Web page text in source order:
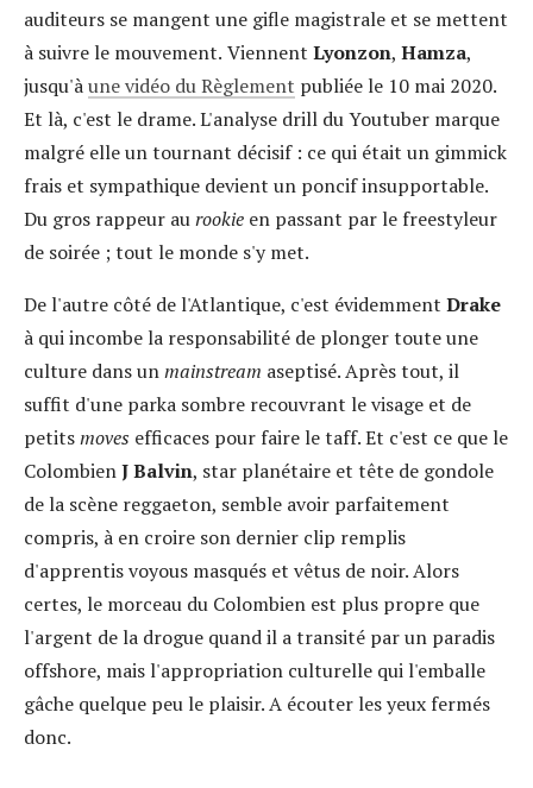
auditeurs se mangent une gifle magistrale et se mettent
à suivre le mouvement. Viennent Lyonzon, Hamza,
jusqu'àune vidéo du Règlement publiée le 10 mai 2020.
Et là, c'est le drame. L'analyse drill du Youtuber marque
malgré elle un tournant décisif : ce qui était un gimmick
frais et sympathique devient un poncif insupportable.
Du gros rappeur aurookie en passant par le freestyleur
de soirée ; tout le monde s'y met.
De l'autre côté de l'Atlantique, c'est évidemment Drake
à qui incombe la responsabilité de plonger toute une
culture dans unmainstream aseptisé. Après tout, il
suffit d'une parka sombre recouvrant le visage et de
petitsmoves efficaces pour faire le taff. Et c'est ce que le
ColombienJ Balvin, star planétaire et tête de gondole
de la scène reggaeton, semble avoir parfaitement
compris, à en croire son dernier clip remplis
d'apprentis voyous masqués et vêtus de noir. Alors
certes, le morceau du Colombien est plus propre que
l'argent de la drogue quand il a transité par un paradis
offshore, mais l'appropriation culturelle qui l'emballe
gâche quelque peu le plaisir. A écouter les yeux fermés
donc.